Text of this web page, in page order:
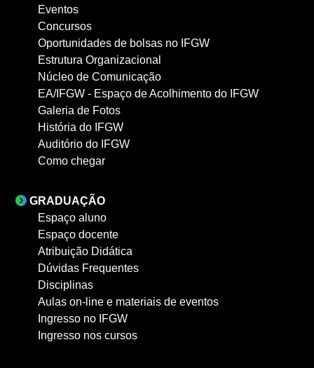
Eventos
Concursos
Oportunidades de bolsas no IFGW
Estrutura Organizacional
Núcleo de Comunicação
EA/IFGW - Espaço de Acolhimento do IFGW
Galeria de Fotos
História do IFGW
Auditório do IFGW
Como chegar
GRADUAÇÃO
Espaço aluno
Espaço docente
Atribuição Didática
Dúvidas Frequentes
Disciplinas
Aulas on-line e materiais de eventos
Ingresso no IFGW
Ingresso nos cursos